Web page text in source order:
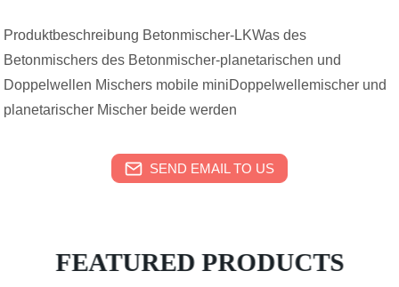
Produktbeschreibung Betonmischer-LKWas des
Betonmischers des Betonmischer-planetarischen und
Doppelwellen Mischers mobile miniDoppelwellemischer und
planetarischer Mischer beide werden
SEND EMAIL TO US
FEATURED PRODUCTS